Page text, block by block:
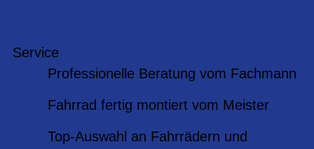
Service
Professionelle Beratung vom Fachmann
Fahrrad fertig montiert vom Meister
Top-Auswahl an Fahrrädern und